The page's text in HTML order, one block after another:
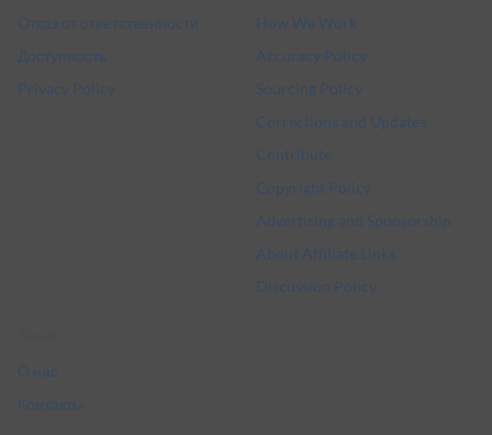
Отказ от ответственности
Доступность
Privacy Policy
How We Work
Accuracy Policy
Sourcing Policy
Corrections and Updates
Contribute
Copyright Policy
Advertising and Sponsorship
About Affiliate Links
Discussion Policy
О нас
Контакты